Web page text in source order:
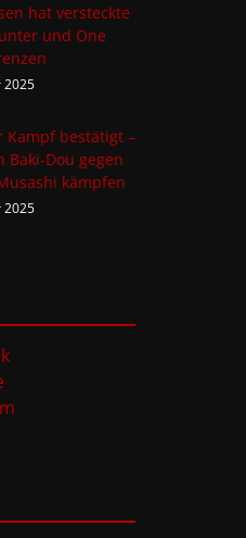
hat versteckte
und One
2025
Kampf bestätigt –
Baki-Dou gegen
kämpfen
2025